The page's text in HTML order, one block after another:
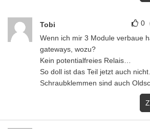
0
Tobi
Wenn ich mir 3 Module verbaue
gateways, wozu?
Kein potentialfreies Relais…
So doll ist das Teil jetzt auch
Schraubklemmen sind auch